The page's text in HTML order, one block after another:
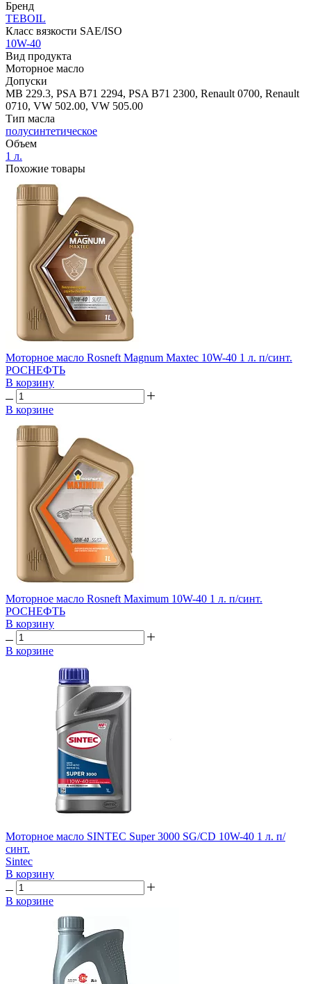
Бренд
TEBOIL
Класс вязкости SAE/ISO
10W-40
Вид продукта
Моторное масло
Допуски
MB 229.3, PSA B71 2294, PSA B71 2300, Renault 0700, Renault
0710, VW 502.00, VW 505.00
Тип масла
полусинтетическое
Объем
1 л.
Похожие товары
Моторное масло Rosneft Magnum Maxtec 10W-40 1 л. п/синт.
РОСНЕФТЬ
В корзину
В корзине
Моторное масло Rosneft Maximum 10W-40 1 л. п/синт.
РОСНЕФТЬ
В корзину
В корзине
Моторное масло SINTEC Super 3000 SG/CD 10W-40 1 л. п/
синт.
Sintec
В корзину
В корзине